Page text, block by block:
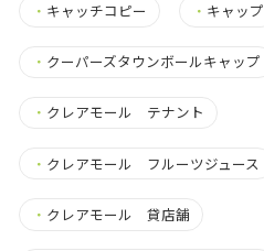
・ キャッチコピー ・ キャップ
・ クーパーズタウンボールキャップ
・ クレアモール テナント
・ クレアモール フルーツジュース
・ クレアモール 貸店舗